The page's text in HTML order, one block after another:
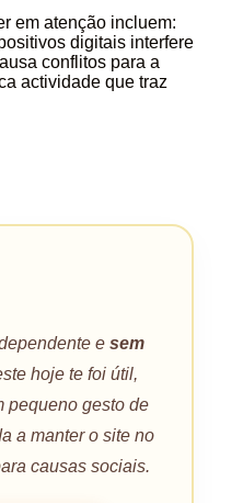
em atenção incluem:
digitais interfere
conflitos para a
actividade que traz
e sem
hoje te foi útil,
pequeno gesto de
a manter o site no
causas sociais.